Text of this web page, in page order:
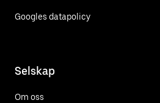
Googles datapolicy
Selskap
Om oss